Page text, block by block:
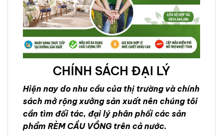
CHÍNH SÁCH ĐẠI LÝ
Hiện nay do nhu cầu của thị trường và chính
sách mở rộng xưởng sản xuất nên chúng tôi
cần tìm đối tác, đại lý phân phối các sản
phẩm RÈM CẦU VỒNG trên cả nước.